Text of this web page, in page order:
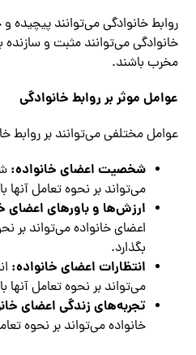
روابط خانوادگی می‌توانند پیچیده و
خانوادگی می‌توانند مثبت و سازنده
مخرب باشند.
عوامل موثر بر روابط خانوادگی
عوامل مختلفی می‌توانند بر روابط
شخصیت اعضای خانواده:
می‌تواند بر نحوه تعامل آنها
ارزش‌ها و باورهای اعضای
اعضای خانواده می‌تواند بر
بگذارد.
انتظارات اعضای خانواده:
می‌تواند بر نحوه تعامل آنها
تجربه‌های زندگی اعضای
خانواده می‌تواند بر نحوه